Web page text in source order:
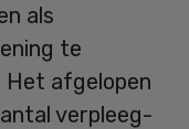
als
te
Het afgelopen
verpleeg-